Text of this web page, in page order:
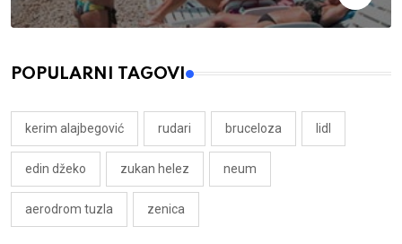
POPULARNI TAGOVI
kerim alajbegović rudari bruceloza lidl
edin džeko zukan helez neum
aerodrom tuzla zenica